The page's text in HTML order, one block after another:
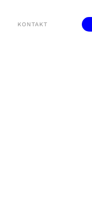
KONTAKT